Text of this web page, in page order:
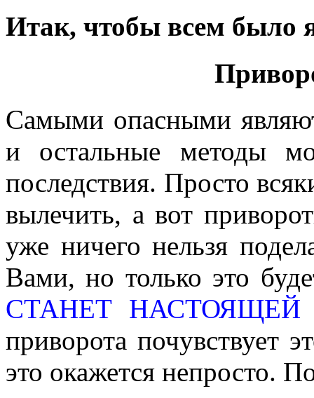
Итак, чтобы всем было
Самыми опасными
и остальные методы
последствия. Просто
вылечить, а вот
уже ничего нельзя
Вами, но только это
СТАНЕТ
приворота почувствует
это окажется непросто.